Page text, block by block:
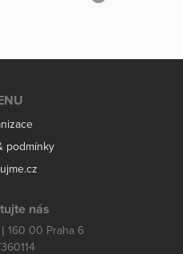
podmínky
nás
160 00 Praha 6